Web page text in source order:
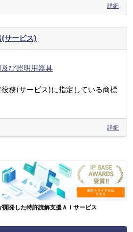
詳細
サービス)
び照明用器具
務(サービス)に指定している商標
詳細
開発した特許読解支援ＡＩサービス